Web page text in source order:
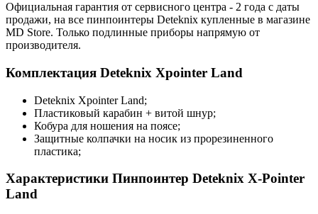
Официальная гарантия от сервисного центра - 2 года с даты
продажи, на все пинпоинтеры Deteknix купленные в магазине
MD Store. Только подлинные приборы напрямую от
производителя.
Комплектация Deteknix Xpointer Land
Deteknix Xpointer Land;
Пластиковый карабин + витой шнур;
Кобура для ношения на поясе;
Защитные колпачки на носик из прорезиненного
пластика;
Характеристики Пинпоинтер Deteknix X-Pointer
Land